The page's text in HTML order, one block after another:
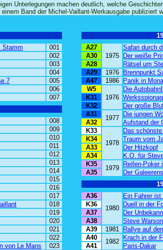
Unterlegungen machen deutlich, welche
Band der Michel-Vaillant-Werkausgabe publiziert
Stamm
001
002
003
004
7
005
006
007
008
009
010
011
012
013
014
015
016
017
018
019
020
021
022
von Le Mans
023
A27
1975
Safari durch
A30
Der weiße
A28
Rätsel um
A29
1976 Brennpunkt
A47
1986 Panik in
W5
1976
Die
K31
K32
Der große
A31
1977
Die jungen
A32
Aufstand der
K33
1978
Das
K34
Traum vom
A33
Der Hitzkopf
A34
K.O. für
K35
1979
Reifen-Poker
A35
Der
A36
1980
Ein Fahrer
K36
Duell in der
A37
Der
A38
Steve
A39
1981 Rallye auf
A40
1982
Krach in der
A41
Paris-Dakar